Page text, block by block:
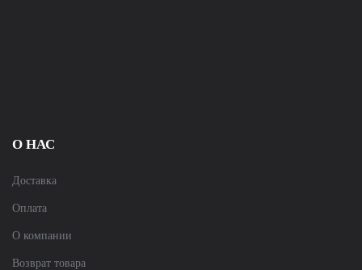
О НАС
Доставка
Оплата
О компании
Возврат товара